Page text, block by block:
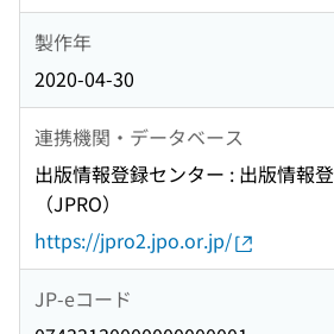
製作年
2020-04-30
連携機関・データベース
出版情報登録センター : 出版情報
（JPRO）
https://jpro2.jpo.or.jp/
JP-eコード